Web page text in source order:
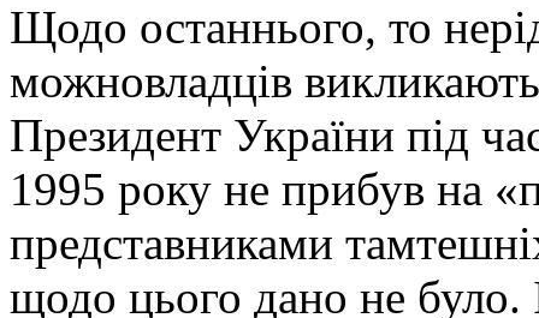
Щодо останнього, то
можновладців
Президент України під
1995 року не прибув на
представниками
щодо цього дано не було.